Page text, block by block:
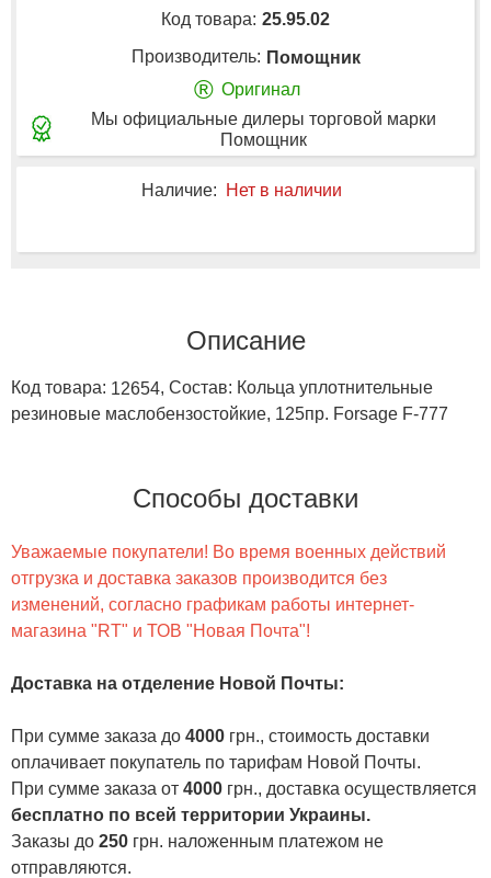
Код товара: 25.95.02
Производитель: Помощник
® Оригинал
Мы официальные дилеры торговой марки
Помощник
Наличие: Нет в наличии
Описание
Код товара: 12654, Состав: Кольца уплотнительные
резиновые маслобензостойкие, 125пр. Forsage F-777
Способы доставки
Уважаемые покупатели! Во время военных действий
отгрузка и доставка заказов производится без
изменений, согласно графикам работы интернет-
магазина "RT" и ТОВ "Новая Почта"!
Доставка на отделение Новой Почты:
При сумме заказа до 4000 грн., стоимость доставки
оплачивает покупатель по тарифам Новой Почты.
При сумме заказа от 4000 грн., доставка осуществляется
бесплатно по всей территории Украины.
Заказы до 250 грн. наложенным платежом не
отправляются.